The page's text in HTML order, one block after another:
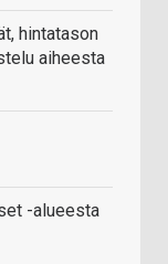
hintatason
aiheesta
-alueesta